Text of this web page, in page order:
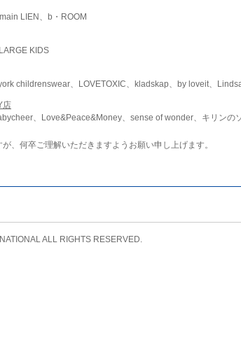
LIEN、b・ROOM
KIDS
childrenswear、LOVETOXIC、kladskap、by loveit、
店
、Love&Peace&Money、sense of wonder、キリンの
、何卒ご理解いただきますようお願い申し上げます。